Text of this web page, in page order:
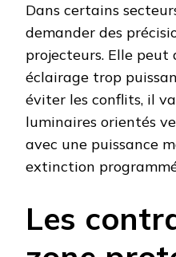
Dans certains
demander des
projecteurs. Elle peut
éclairage trop
éviter les conflits, il
luminaires orientés
avec une puissance
extinction
Les